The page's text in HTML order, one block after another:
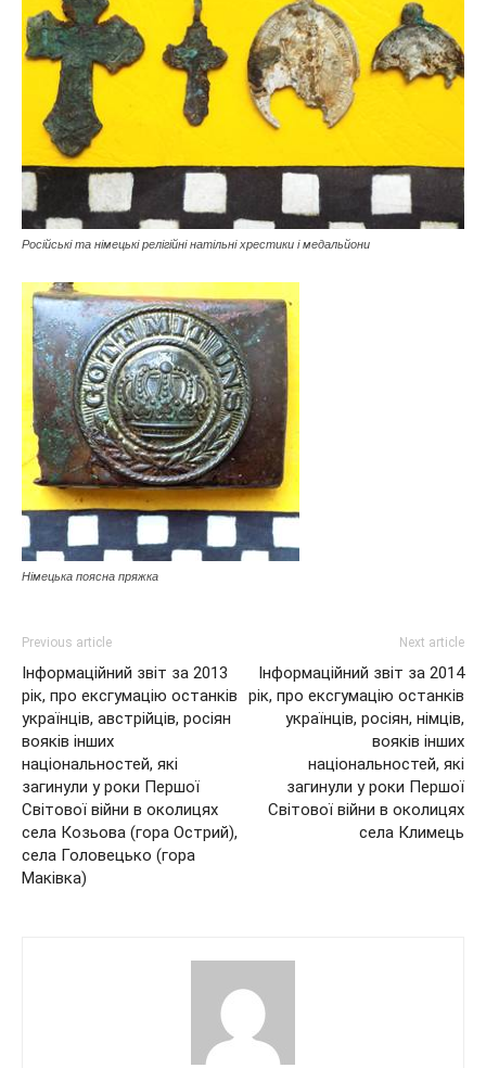
Російські та німецькі релігійні натільні хрестики і медальйони
Німецька поясна пряжка
Previous article
Інформаційний звіт за 2013
рік, про ексгумацію останків
українців, австрійців, росіян
вояків інших
національностей, які
загинули у роки Першої
Світової війни в околицях
села Козьова (гора Острий),
села Головецько (гора
Маківка)
Next article
Інформаційний звіт за 2014
рік, про ексгумацію останків
українців, росіян, німців,
вояків інших
національностей, які
загинули у роки Першої
Світової війни в околицях
села Климець